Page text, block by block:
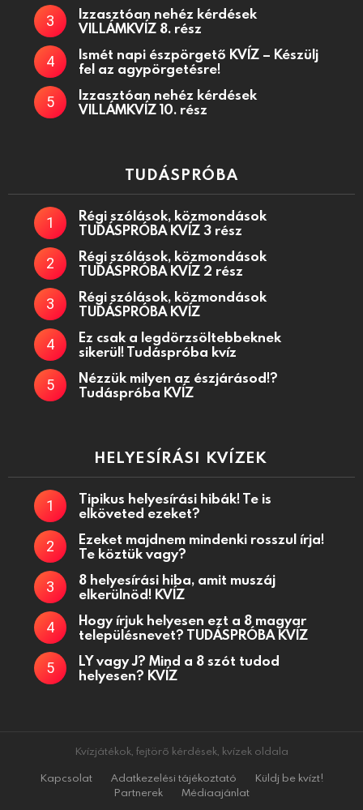
Izzasztóan nehéz kérdések
VILLÁMKVÍZ 8. rész
Ismét napi észpörgető KVÍZ – Készülj
fel az agypörgetésre!
Izzasztóan nehéz kérdések
VILLÁMKVÍZ 10. rész
TUDÁSPRÓBA
Régi szólások, közmondások
TUDÁSPRÓBA KVÍZ 3 rész
Régi szólások, közmondások
TUDÁSPRÓBA KVÍZ 2 rész
Régi szólások, közmondások
TUDÁSPRÓBA KVÍZ
Ez csak a legdörzsöltebbeknek
sikerül! Tudáspróba kvíz
Nézzük milyen az észjárásod!?
Tudáspróba KVÍZ
HELYESÍRÁSI KVÍZEK
Tipikus helyesírási hibák! Te is
elköveted ezeket?
Ezeket majdnem mindenki rosszul írja!
Te köztük vagy?
8 helyesírási hiba, amit muszáj
elkerülnöd! KVÍZ
Hogy írjuk helyesen ezt a 8 magyar
településnevet? TUDÁSPRÓBA KVÍZ
LY vagy J? Mind a 8 szót tudod
helyesen? KVÍZ
Kvízjátékok, fejtörő kérdések, kvízek oldala
Kapcsolat
Adatkezelési tájékoztató
Küldj be kvízt!
Partnerek
Médiaajánlat